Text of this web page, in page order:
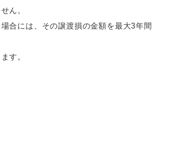
ん。
合には、その譲渡損の金額を最大3年間
す。